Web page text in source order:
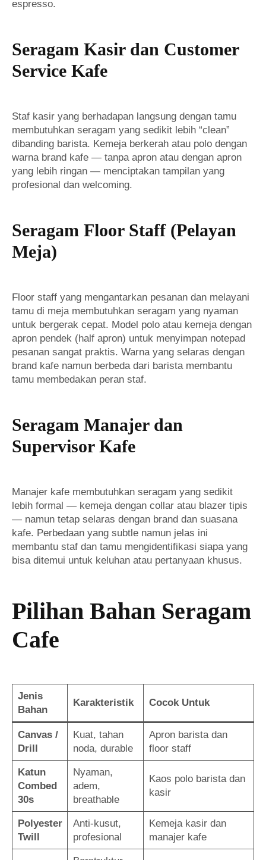
espresso.
Seragam Kasir dan Customer
Service Kafe
Staf kasir yang berhadapan langsung dengan tamu
membutuhkan seragam yang sedikit lebih “clean”
dibanding barista. Kemeja berkerah atau polo dengan
warna brand kafe — tanpa apron atau dengan apron
yang lebih ringan — menciptakan tampilan yang
profesional dan welcoming.
Seragam Floor Staff (Pelayan
Meja)
Floor staff yang mengantarkan pesanan dan melayani
tamu di meja membutuhkan seragam yang nyaman
untuk bergerak cepat. Model polo atau kemeja dengan
apron pendek (half apron) untuk menyimpan notepad
pesanan sangat praktis. Warna yang selaras dengan
brand kafe namun berbeda dari barista membantu
tamu membedakan peran staf.
Seragam Manajer dan
Supervisor Kafe
Manajer kafe membutuhkan seragam yang sedikit
lebih formal — kemeja dengan collar atau blazer tipis
— namun tetap selaras dengan brand dan suasana
kafe. Perbedaan yang subtle namun jelas ini
membantu staf dan tamu mengidentifikasi siapa yang
bisa ditemui untuk keluhan atau pertanyaan khusus.
Pilihan Bahan Seragam
Cafe
Jenis
Bahan
Karakteristik Cocok Untuk
Canvas /
Drill
Kuat, tahan
noda, durable
Apron barista dan
floor staff
Katun
Combed
30s
Nyaman,
adem,
breathable
Kaos polo barista dan
kasir
Polyester
Twill
Anti-kusut,
profesional
Kemeja kasir dan
manajer kafe